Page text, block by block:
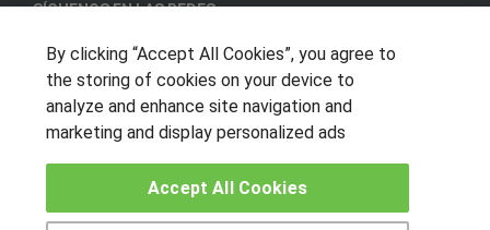
SÍGUENOS EN LAS REDES
OTROS GRUPOS DE INTERES
Hablemos de empleo
Locos por las becas
By clicking “Accept All Cookies”, you agree to
the storing of cookies on your device to
analyze and enhance site navigation and
marketing and display personalized ads
Accept All Cookies